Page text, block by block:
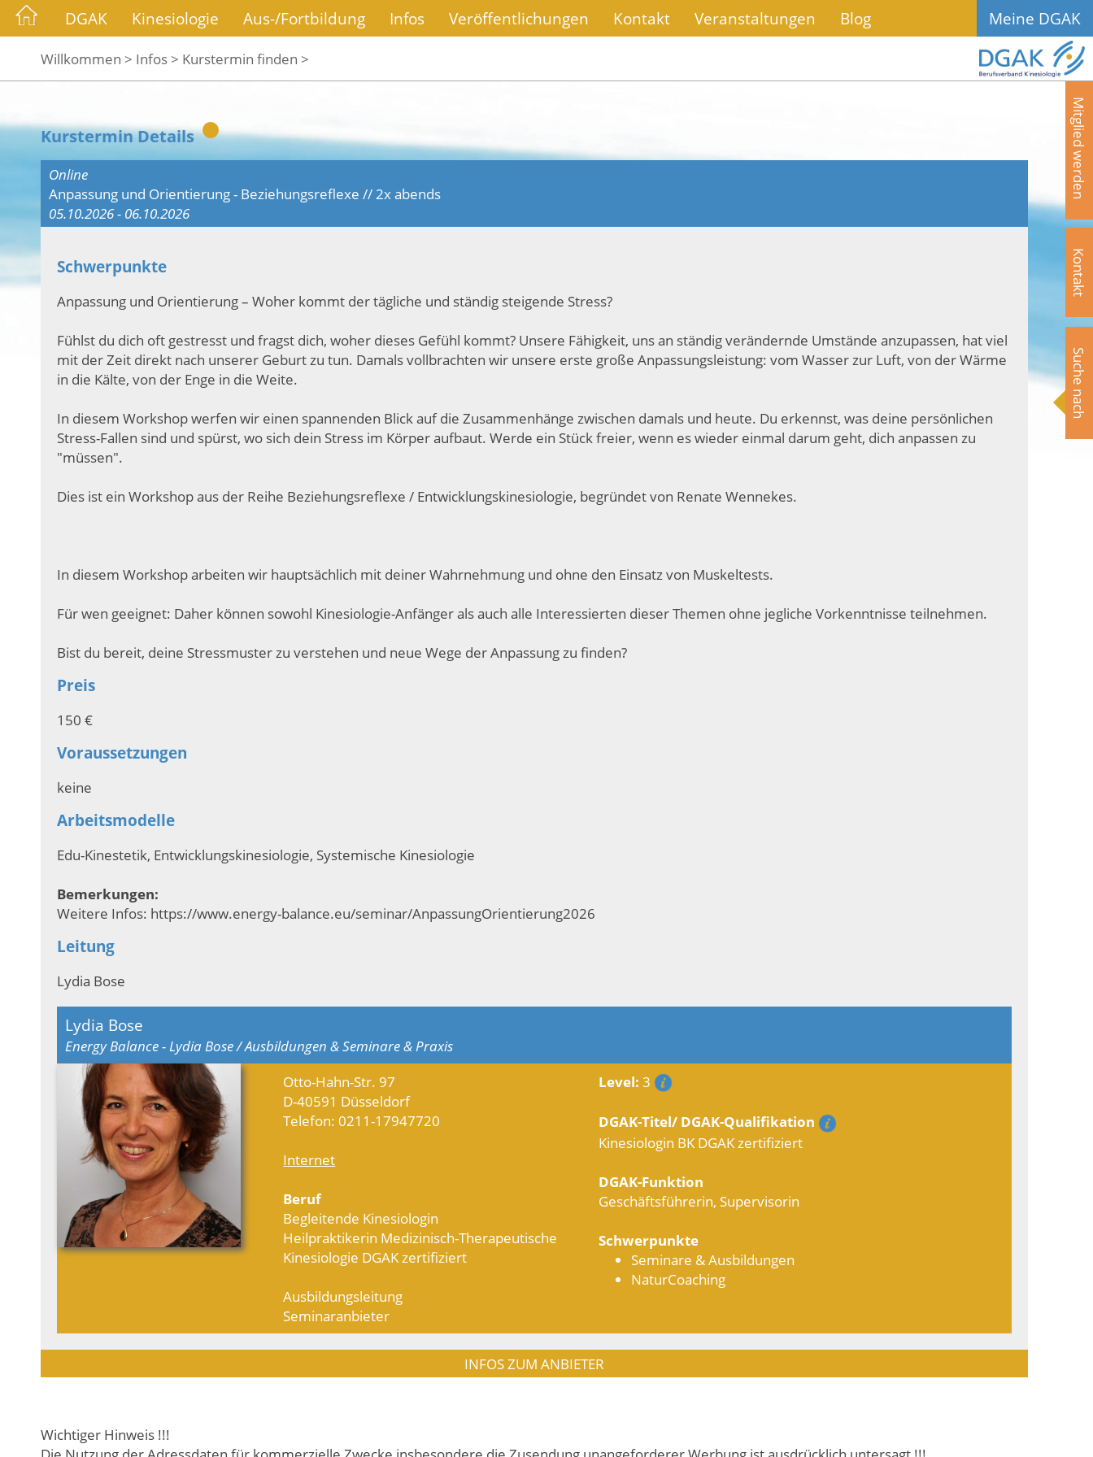
DGAK Kinesiologie Aus-/Fortbildung Infos Veröffentlichungen Kontakt Veranstaltungen Blog Meine DGAK
Willkommen > Infos > Kurstermin finden >
Mitglied werden
Kontakt
Suche nach
Kurstermin Details
Online
Anpassung und Orientierung - Beziehungsreflexe // 2x abends
05.10.2026 - 06.10.2026
Schwerpunkte
Anpassung und Orientierung – Woher kommt der tägliche und ständig steigende Stress?
Fühlst du dich oft gestresst und fragst dich, woher dieses Gefühl kommt? Unsere Fähigkeit, uns an ständig verändernde Umstände anzupassen, hat viel
mit der Zeit direkt nach unserer Geburt zu tun. Damals vollbrachten wir unsere erste große Anpassungsleistung: vom Wasser zur Luft, von der Wärme
in die Kälte, von der Enge in die Weite.
In diesem Workshop werfen wir einen spannenden Blick auf die Zusammenhänge zwischen damals und heute. Du erkennst, was deine persönlichen
Stress-Fallen sind und spürst, wo sich dein Stress im Körper aufbaut. Werde ein Stück freier, wenn es wieder einmal darum geht, dich anpassen zu
"müssen".
Dies ist ein Workshop aus der Reihe Beziehungsreflexe / Entwicklungskinesiologie, begründet von Renate Wennekes.
In diesem Workshop arbeiten wir hauptsächlich mit deiner Wahrnehmung und ohne den Einsatz von Muskeltests.
Für wen geeignet: Daher können sowohl Kinesiologie-Anfänger als auch alle Interessierten dieser Themen ohne jegliche Vorkenntnisse teilnehmen.
Bist du bereit, deine Stressmuster zu verstehen und neue Wege der Anpassung zu finden?
Preis
150 €
Voraussetzungen
keine
Arbeitsmodelle
Edu-Kinestetik, Entwicklungskinesiologie, Systemische Kinesiologie
Bemerkungen:
Weitere Infos: https://www.energy-balance.eu/seminar/AnpassungOrientierung2026
Leitung
Lydia Bose
Lydia Bose
Energy Balance - Lydia Bose / Ausbildungen & Seminare & Praxis
Otto-Hahn-Str. 97
D-40591 Düsseldorf
Telefon: 0211-17947720
Internet
Beruf
Begleitende Kinesiologin
Heilpraktikerin Medizinisch-Therapeutische
Kinesiologie DGAK zertifiziert
Ausbildungsleitung
Seminaranbieter
Level: 3
DGAK-Titel/ DGAK-Qualifikation
Kinesiologin BK DGAK zertifiziert
DGAK-Funktion
Geschäftsführerin, Supervisorin
Schwerpunkte
Seminare & Ausbildungen
NaturCoaching
INFOS ZUM ANBIETER
Wichtiger Hinweis !!!